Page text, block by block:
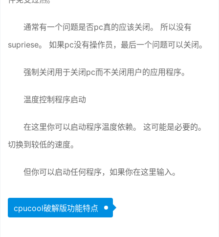
通常有一个问题是否pc真的应该关闭。 所以没有
supriese。 如果pc没有操作员，最后一个问题可以关闭。
强制关闭用于关闭pc而不关闭用户的应用程序。
温度控制程序启动
在这里你可以启动程序温度依赖。 这可能是必要的。
切换到较低的速度。
但你可以启动任何程序，如果你在这里输入。
cpucool破解版功能特点